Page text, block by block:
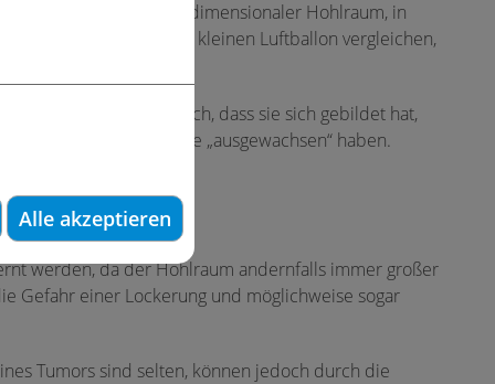
Alle akzeptieren
ist in Wirklichkeit ein dreidimensionaler Hohlraum, in
könnte man mit einem kleinen Luftballon vergleichen,
Möglich ist aber auch, dass sie sich gebildet hat,
sind, zu einer Zyste „ausgewachsen“ haben.
werden, da der Hohlraum andernfalls immer großer
Gefahr einer Lockerung und möglichweise sogar
Tumors sind selten, können jedoch durch die